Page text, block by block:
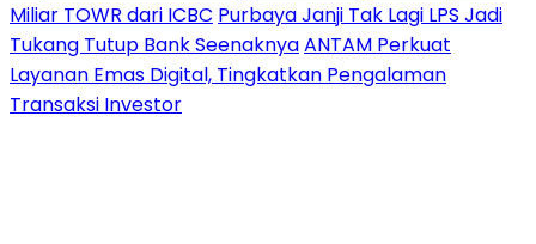
Miliar TOWR dari ICBC Purbaya Janji Tak Lagi LPS Jadi
Tukang Tutup Bank SeenaknyaANTAM Perkuat
Layanan Emas Digital, Tingkatkan Pengalaman
Transaksi Investor